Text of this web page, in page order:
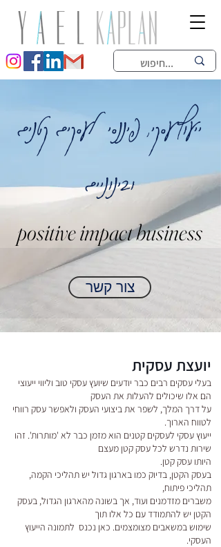
ייעוץ עסקי, פיננסי לעסקים קטנים
ובינוניים
positive impact business
צור קשר
יועצת עסקית
בעלי עסקים רבים כבר יודעים שיועץ עסקי טוב וליווי ייעוצי
הם אלו שיכולים להעלות את העסק
על דרך המלך, לשפר את ביצועי העסק ולאפשר עסק רווחי
לטווח הארוך.
ייעוץ עסקי לעסקים קטנים הוא מזמן כבר לא 'מותרות'. זהו
שירות נדרש לכל עסק קטן מעצם
היותו עסק קטן.
בעסק הקטן, בדיוק כמו בארגון גדול יש תהליכי הקמה,
תהליכי פיתוח,
משברים מזדמנים ועוד, אך בשונה מהארגון הגדול, בעסק
הקטן יש להתמודד עם כל אלו תוך
שימוש במשאבים מצומצמים. כאן נכנס לתמונה הייעוץ
העסקי.